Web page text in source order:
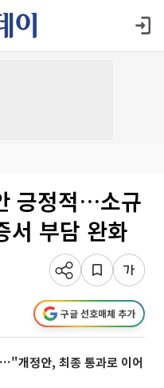
긍정적…소규
서 부담 완화
구글 선호매체 추가
개정안, 최종 통과로 이어